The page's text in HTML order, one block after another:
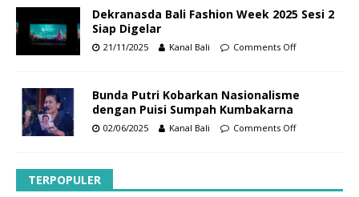
Dekranasda Bali Fashion Week 2025 Sesi 2
Siap Digelar
21/11/2025 Kanal Bali Comments Off
Bunda Putri Kobarkan Nasionalisme
dengan Puisi Sumpah Kumbakarna
02/06/2025 Kanal Bali Comments Off
TERPOPULER